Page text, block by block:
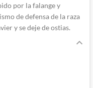
por la falange y
de defensa de la raza
y se deje de ostias.